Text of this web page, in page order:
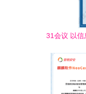
31会议 以信